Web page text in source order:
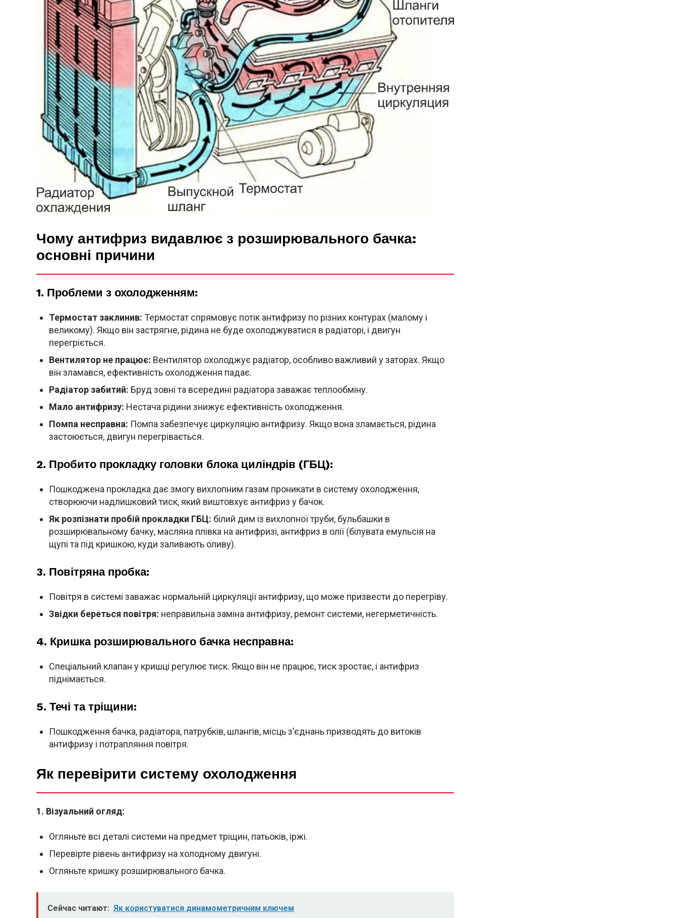
Чому антифриз видавлює з розширювального бачка:
основні причини
1. Проблеми з охолодженням:
Термостат заклинив: Термостат спрямовує потік антифризу по різних контурах (малому і
великому). Якщо він застрягне, рідина не буде охолоджуватися в радіаторі, і двигун
перегріється.
Вентилятор не працює: Вентилятор охолоджує радіатор, особливо важливий у заторах. Якщо
він зламався, ефективність охолодження падає.
Радіатор забитий: Бруд зовні та всередині радіатора заважає теплообміну.
Мало антифризу: Нестача рідини знижує ефективність охолодження.
Помпа несправна: Помпа забезпечує циркуляцію антифризу. Якщо вона зламається, рідина
застоюється, двигун перегрівається.
2. Пробито прокладку головки блока циліндрів (ГБЦ):
Пошкоджена прокладка дає змогу вихлопним газам проникати в систему охолодження,
створюючи надлишковий тиск, який виштовхує антифриз у бачок.
Як розпізнати пробій прокладки ГБЦ: білий дим із вихлопної труби, бульбашки в
розширювальному бачку, масляна плівка на антифризі, антифриз в олії (білувата емульсія на
щупі та під кришкою, куди заливають оливу).
3. Повітряна пробка:
Повітря в системі заважає нормальній циркуляції антифризу, що може призвести до перегріву.
Звідки береться повітря: неправильна заміна антифризу, ремонт системи, негерметичність.
4. Кришка розширювального бачка несправна:
Спеціальний клапан у кришці регулює тиск. Якщо він не працює, тиск зростає, і антифриз
піднімається.
5. Течі та тріщини:
Пошкодження бачка, радіатора, патрубків, шлангів, місць з’єднань призводять до витоків
антифризу і потрапляння повітря.
Як перевірити систему охолодження
1. Візуальний огляд:
Огляньте всі деталі системи на предмет тріщин, патьоків, іржі.
Перевірте рівень антифризу на холодному двигуні.
Огляньте кришку розширювального бачка.
Сейчас читают: Як користуватися динамометричним ключем